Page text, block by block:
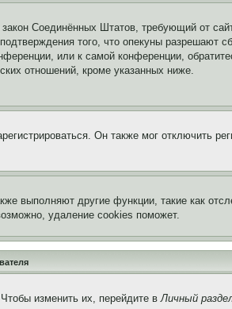
Соединённых Штатов, требующий от
того, что опекуны разрешают
или к самой конференции,
отношений, кроме указанных ниже.
Он также мог отключить
выполняют другие функции, такие как
удаление cookies поможет.
изменить их, перейдите вЛичный